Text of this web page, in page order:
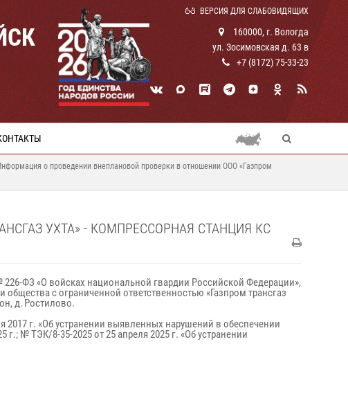
ВЕРСИЯ ДЛЯ СЛАБОВИДЯЩИХ
160000, г. Вологда
ул. Зосимовская д. 63 в
+7 (8172) 75-33-23
о проведении внеплановой проверки в отношении ООО «Газпром
УХТА» - КОМПРЕССОРНАЯ СТАНЦИЯ КС
226-ФЗ «О войсках национальной гвардии Российской Федерации»,
с ограниченной ответственностью «Газпром трансгаз
д. Ростилово.
г. «Об устранении выявленных нарушений в обеспечении
№ ТЭК/8-35-2025 от 25 апреля 2025 г. «Об устранении